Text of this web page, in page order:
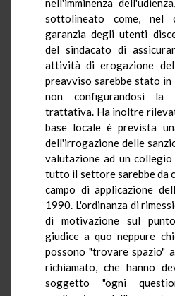
nell'imminenza
sottolineato come, nel
garanzia degli utenti
del sindacato di
attività di erogazione
preavviso sarebbe stato in
non configurandosi la
trattativa. Ha inoltre
base locale è prevista
dell'irrogazione delle
valutazione ad un
tutto il settore sarebbe da
campo di applicazione
1990. L'ordinanza di
di motivazione sul
giudice a quo neppure
possono "trovare spazio"
richiamato, che hanno
soggetto "ogni